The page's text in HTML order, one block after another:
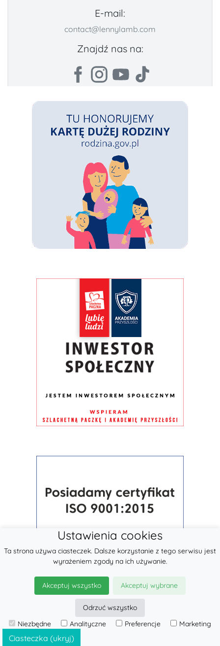
E-mail:
contact@lennylamb.com
Znajdź nas na:
© 2026LennyLamb sp. z o.o.
·Chusty Tkane
Ciasteczka (ukryj)
Ustawienia cookies
Ta strona używa ciasteczek. Dalsze korzystanie z tego serwisu jest
wyrażeniem zgody na ich używanie.
Akceptuj wszystko Akceptuj wybrane
Odrzuć wszystko
Niezbędne
Analityczne Preferencje Marketing